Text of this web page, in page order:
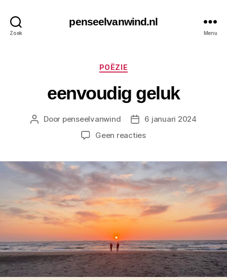
Zoek
penseelvanwind.nl
Menu
Categorieën
POËZIE
eenvoudig geluk
Berichtauteur
Door penseelvanwind Berichtdatum
6 januari 2024
Geen reactiesop